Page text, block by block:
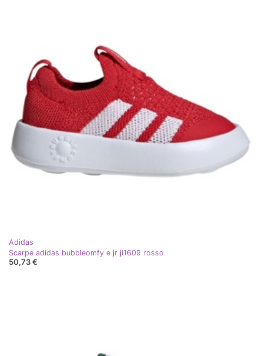
Adidas
Scarpe adidas bubbleomfy e jr ji1609 rosso
50,73 €